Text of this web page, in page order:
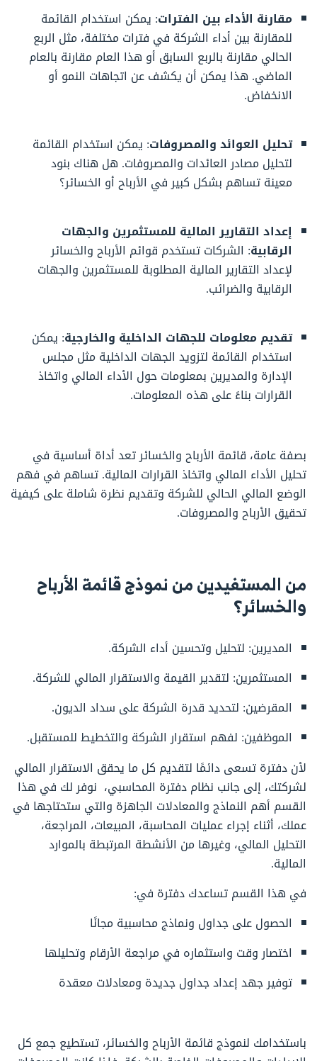
مقارنة الأداء بين الفترات: يمكن استخدام القائمة
للمقارنة بين أداء الشركة في فترات مختلفة، مثل الربع
الحالي مقارنة بالربع السابق أو هذا العام مقارنة بالعام
الماضي. هذا يمكن أن يكشف عن اتجاهات النمو أو
الانخفاض.
تحليل العوائد والمصروفات: يمكن استخدام القائمة
لتحليل مصادر العائدات والمصروفات. هل هناك بنود
معينة تساهم بشكل كبير في الأرباح أو الخسائر؟
إعداد التقارير المالية للمستثمرين والجهات
الرقابية: الشركات تستخدم قوائم الأرباح والخسائر
لإعداد التقارير المالية المطلوبة للمستثمرين والجهات
الرقابية والضرائب.
تقديم معلومات للجهات الداخلية والخارجية: يمكن
استخدام القائمة لتزويد الجهات الداخلية مثل مجلس
الإدارة والمديرين بمعلومات حول الأداء المالي واتخاذ
القرارات بناءً على هذه المعلومات.
بصفة عامة، قائمة الأرباح والخسائر تعد أداة أساسية في
تحليل الأداء المالي واتخاذ القرارات المالية. تساهم في فهم
الوضع المالي الحالي للشركة وتقديم نظرة شاملة على كيفية
تحقيق الأرباح والمصروفات.
من المستفيدين من نموذج قائمة الأرباح
والخسائر؟
المديرين: لتحليل وتحسين أداء الشركة.
المستثمرين: لتقدير القيمة والاستقرار المالي للشركة.
المقرضين: لتحديد قدرة الشركة على سداد الديون.
الموظفين: لفهم استقرار الشركة والتخطيط للمستقبل.
لأن دفترة تسعى دائمًا لتقديم كل ما يحقق الاستقرار المالي
لشركتك، إلى جانب نظام دفترة المحاسبي، نوفر لك في هذا
القسم أهم النماذج والمعادلات الجاهزة والتي ستحتاجها في
عملك، أثناء إجراء عمليات المحاسبة، المبيعات، المراجعة،
التحليل المالي، وغيرها من الأنشطة المرتبطة بالموارد
المالية.
في هذا القسم تساعدك دفترة في:
الحصول على جداول ونماذج محاسبية مجانًا
اختصار وقت واستثماره في مراجعة الأرقام وتحليلها
توفير جهد إعداد جداول جديدة ومعادلات معقدة
باستخدامك لنموذج قائمة الأرباح والخسائر، تستطيع جمع كل